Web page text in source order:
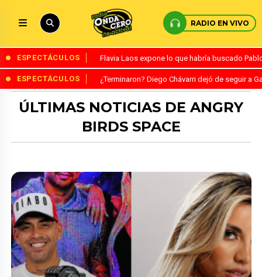
RADIO EN VIVO
ESPECTÁCULOS Flavia Laos expone lo que habría buscado
ESPECTÁCULOS ¿Terminaron? Diego Chávarri dejó de seguir a
ÚLTIMAS NOTICIAS DE ANGRY
BIRDS SPACE